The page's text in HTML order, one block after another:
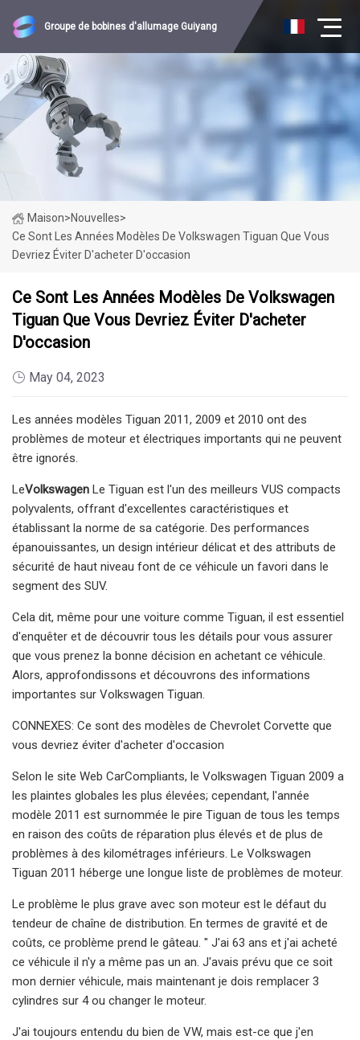
Groupe de bobines d'allumage Guiyang
Maison>Nouvelles>
Ce Sont Les Années Modèles De Volkswagen Tiguan Que Vous
Devriez Éviter D'acheter D'occasion
Ce Sont Les Années Modèles De Volkswagen
Tiguan Que Vous Devriez Éviter D'acheter
D'occasion
May 04, 2023
Les années modèles Tiguan 2011, 2009 et 2010 ont des
problèmes de moteur et électriques importants qui ne peuvent
être ignorés.
LeVolkswagen Le Tiguan est l'un des meilleurs VUS compacts
polyvalents, offrant d'excellentes caractéristiques et
établissant la norme de sa catégorie. Des performances
épanouissantes, un design intérieur délicat et des attributs de
sécurité de haut niveau font de ce véhicule un favori dans le
segment des SUV.
Cela dit, même pour une voiture comme Tiguan, il est essentiel
d'enquêter et de découvrir tous les détails pour vous assurer
que vous prenez la bonne décision en achetant ce véhicule.
Alors, approfondissons et découvrons des informations
importantes sur Volkswagen Tiguan.
CONNEXES: Ce sont des modèles de Chevrolet Corvette que
vous devriez éviter d'acheter d'occasion
Selon le site Web CarCompliants, le Volkswagen Tiguan 2009 a
les plaintes globales les plus élevées; cependant, l'année
modèle 2011 est surnommée le pire Tiguan de tous les temps
en raison des coûts de réparation plus élevés et de plus de
problèmes à des kilométrages inférieurs. Le Volkswagen
Tiguan 2011 héberge une longue liste de problèmes de moteur.
Le problème le plus grave avec son moteur est le défaut du
tendeur de chaîne de distribution. En termes de gravité et de
coûts, ce problème prend le gâteau. " J'ai 63 ans et j'ai acheté
ce véhicule il n'y a même pas un an. J'avais prévu que ce soit
mon dernier véhicule, mais maintenant je dois remplacer 3
cylindres sur 4 ou changer le moteur.
J'ai toujours entendu du bien de VW, mais est-ce que j'en